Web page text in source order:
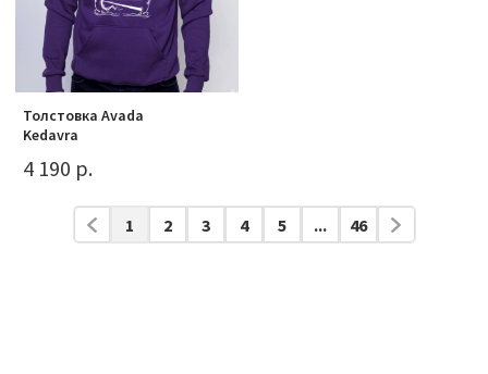
Толстовка Avada
Kedavra
4 190 р.
1 2 3 4 5 ... 46